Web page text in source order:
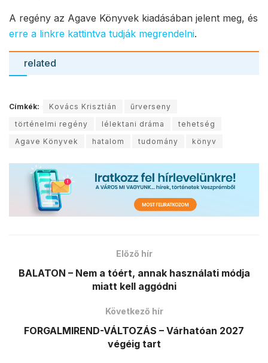
A regény az Agave Könyvek kiadásában jelent meg, és
erre a linkre kattintva tudják megrendelni.
related
Címkék: Kovács Krisztián
űrverseny
történelmi regény
lélektani dráma
tehetség
Agave Könyvek
hatalom tudomány könyv
Előző hír
BALATON – Nem a tóért, annak használati módja
miatt kell aggódni
Következő hír
FORGALMIREND-VÁLTOZÁS – Várhatóan 2027
végéig tart